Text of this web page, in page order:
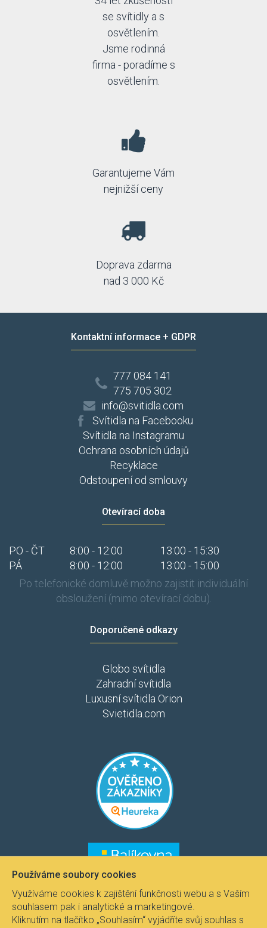
se svítidly a s
osvětlením.
Jsme rodinná
firma - poradíme s
osvětlením.
Garantujeme Vám
nejnižší ceny
Doprava zdarma
nad 3 000 Kč
Kontaktní informace + GDPR
777 084 141
775 705 302
info@svitidla.com
Svítidla na Facebooku
Svítidla na Instagramu
Ochrana osobních údajů
Recyklace
Odstoupení od smlouvy
Otevírací doba
PO - ČT 8:00 - 12:00
13:00 - 15:30
PÁ
8:00 - 12:00
13:00 - 15:00
Po telefonické domluvě možno zajistit individuální
obsloužení (mimo otevírací dobu).
Doporučené odkazy
Globo svítidla
Zahradní svítidla
Luxusní svítidla Orion
Svietidla.com
Používáme soubory cookies
Využíváme cookies k zajištění funkčnosti webu a s Vaším
souhlasem pak i analytické a marketingové.
Kliknutím na tlačítko „Souhlasím“ vyjádříte svůj souhlas s